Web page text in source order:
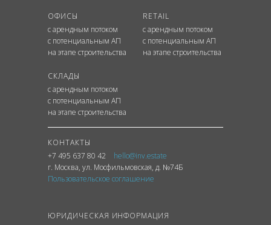
ОФИСЫ
с арендным потоком
с потенциальным АП
на этапе строительства
RETAIL
с арендным потоком
с потенциальным АП
на этапе строительства
СКЛАДЫ
с арендным потоком
с потенциальным АП
на этапе строительства
КОНТАКТЫ
+7 495 637 80 42
hello@inv.estate
г. Москва, ул. Мосфильмовская, д. №74Б
Пользовательское соглашение
ЮРИДИЧЕСКАЯ ИНФОРМАЦИЯ